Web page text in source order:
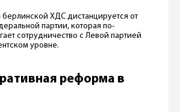
берлинской ХДС дистанцируется от
партии, которая по-
сотрудничество с Левой партией
уровне.
реформа в